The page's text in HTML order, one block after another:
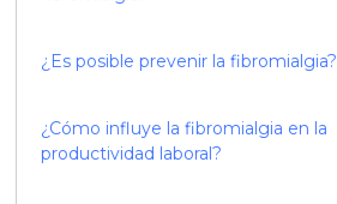
¿Es posible prevenir la fibromialgia?
¿Cómo influye la fibromialgia en la
productividad laboral?